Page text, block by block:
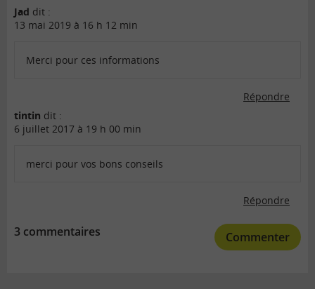
Jad dit :
13 mai 2019 à 16 h 12 min
Merci pour ces informations
Répondre
tintin dit :
6 juillet 2017 à 19 h 00 min
merci pour vos bons conseils
Répondre
3 commentaires Commenter